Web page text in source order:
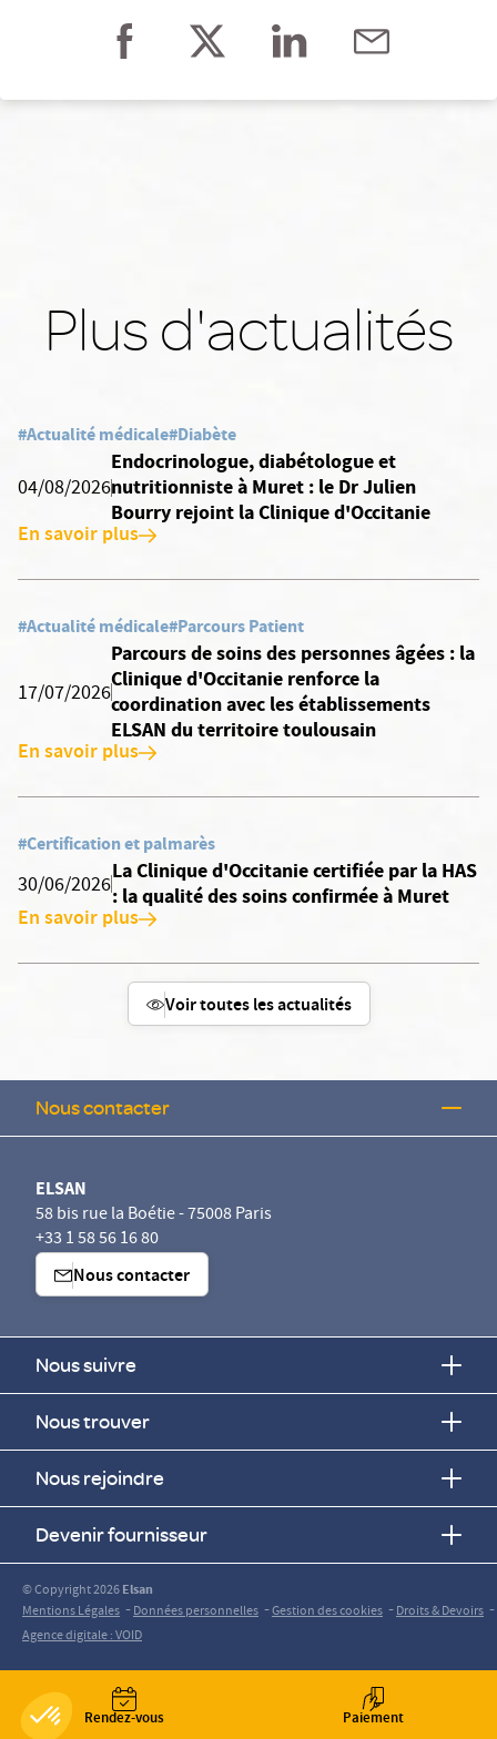
Rendez-vous Paiement
Plus d'actualités
#Actualité médicale#Diabète
04/08/2026
Endocrinologue, diabétologue et
nutritionniste à Muret : le Dr Julien
Bourry rejoint la Clinique d'Occitanie
En savoir plus
#Actualité médicale#Parcours Patient
17/07/2026
Parcours de soins des personnes âgées : la
Clinique d'Occitanie renforce la
coordination avec les établissements
ELSAN du territoire toulousain
En savoir plus
#Certification et palmarès
30/06/2026
La Clinique d'Occitanie certifiée par la HAS
: la qualité des soins confirmée à Muret
En savoir plus
Voir toutes les actualités
Nous contacter
ELSAN
58 bis rue la Boétie - 75008 Paris
+33 1 58 56 16 80
Nous contacter
Nous suivre
Nous trouver
Nous rejoindre
Devenir fournisseur
© Copyright 2026Elsan
Mentions Légales -Données personnelles -Gestion des cookies -Droits & Devoirs -
Agence digitale : VOID